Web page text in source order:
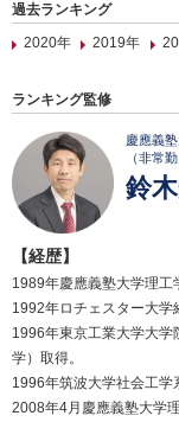
過去ランキング
2020年
2019年
ランキング監修
慶應義
（非常勤
鈴
【経歴】
1989年慶應義塾大学理工
1992年ロチェスター大学
1996年東京工業大学大学
学）取得。
1996年筑波大学社会工学
2008年4月慶應義塾大学